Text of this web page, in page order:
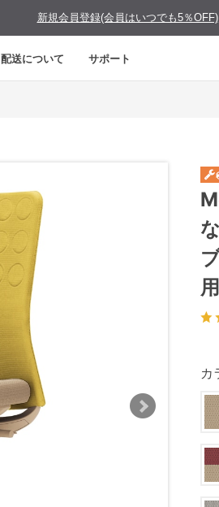
新規会員登録(会員はいつでも5％OFF)
配送について サポート
カ